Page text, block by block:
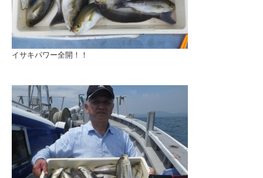
イサキパワー全開！！